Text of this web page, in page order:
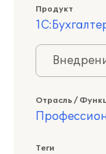
Продукт
Отрасль /
Теги